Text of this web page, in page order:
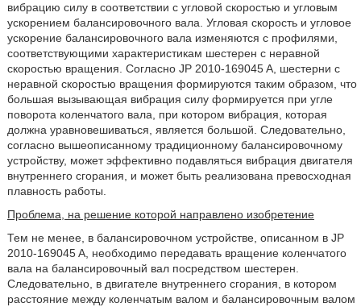
вибрацию силу в соответствии с угловой скоростью и угловым
ускорением балансировочного вала. Угловая скорость и угловое
ускорение балансировочного вала изменяются с профилями,
соответствующими характеристикам шестерен с неравной
скоростью вращения. Согласно JP 2010-169045 A, шестерни с
неравной скоростью вращения формируются таким образом, что
большая вызывающая вибрация силу формируется при угле
поворота коленчатого вала, при котором вибрация, которая
должна уравновешиваться, является большой. Следовательно,
согласно вышеописанному традиционному балансировочному
устройству, может эффективно подавляться вибрация двигателя
внутреннего сгорания, и может быть реализована превосходная
плавность работы.
Проблема, на решение которой направлено изобретение
Тем не менее, в балансировочном устройстве, описанном в JP
2010-169045 A, необходимо передавать вращение коленчатого
вала на балансировочный вал посредством шестерен.
Следовательно, в двигателе внутреннего сгорания, в котором
расстояние между коленчатым валом и балансировочным валом